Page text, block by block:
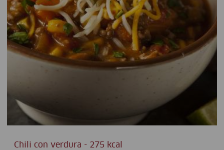
Chili con verdura - 275 kcal